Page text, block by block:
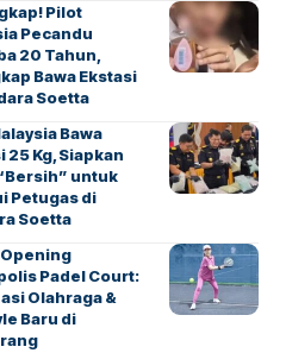
Pilot
Pecandu
20 Tahun,
Bawa Ekstasi
Soetta
Bawa
25 Kg, Siapkan
untuk
Petugas di
Soetta
Padel Court:
Olahraga &
Baru di